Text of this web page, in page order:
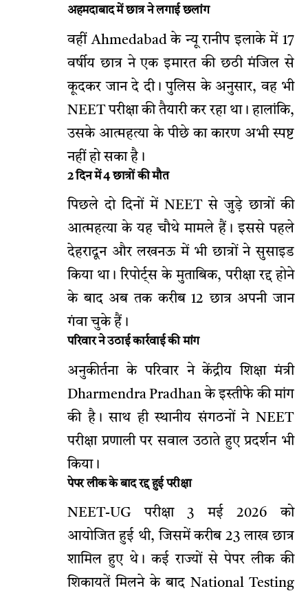
अहमदाबाद में छात्र ने लगाई छलांग
वहीं Ahmedabad के न्यू रानीप इलाके में 17
वर्षीय छात्र ने एक इमारत की छठी मंजिल से
कूदकर जान दे दी। पुलिस के अनुसार, वह भी
NEET परीक्षा की तैयारी कर रहा था। हालांकि,
उसके आत्महत्या के पीछे का कारण अभी स्पष्ट
नहीं हो सका है।
2 दिन में 4 छात्रों की मौत
पिछले दो दिनों में NEET से जुड़े छात्रों की
आत्महत्या के यह चौथे मामले हैं। इससे पहले
देहरादून और लखनऊ में भी छात्रों ने सुसाइड
किया था। रिपोर्ट्स के मुताबिक, परीक्षा रद्द होने
के बाद अब तक करीब 12 छात्र अपनी जान
गंवा चुके हैं।
परिवार ने उठाई कार्रवाई की मांग
अनुकीर्तना के परिवार ने केंद्रीय शिक्षा मंत्री
Dharmendra Pradhan के इस्तीफे की मांग
की है। साथ ही स्थानीय संगठनों ने NEET
परीक्षा प्रणाली पर सवाल उठाते हुए प्रदर्शन भी
किया।
पेपर लीक के बाद रद्द हुई परीक्षा
NEET-UG परीक्षा 3 मई 2026 को
आयोजित हुई थी, जिसमें करीब 23 लाख छात्र
शामिल हुए थे। कई राज्यों से पेपर लीक की
शिकायतें मिलने के बाद National Testing